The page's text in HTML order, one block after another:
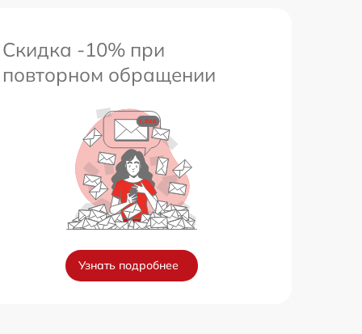
Скидка -10% при
повторном обращении
Узнать подробнее